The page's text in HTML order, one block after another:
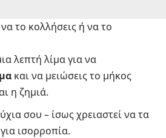
το κολλήσεις ή να το
λεπτή λίμα για να
και να μειώσεις το μήκος
η ζημιά.
σου – ίσως χρειαστεί να τα
ισορροπία.